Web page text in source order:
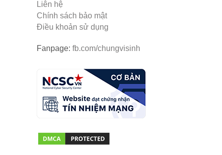
Liên hệ
Chính sách bảo mật
Điều khoản sử dụng
Fanpage: fb.com/chungvisinh